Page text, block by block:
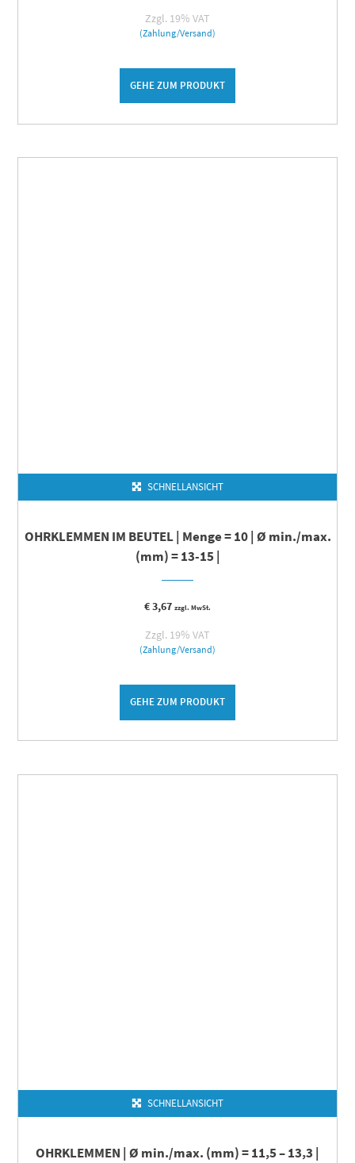
Zzgl. 19% VAT
(Zahlung/Versand)
GEHE ZUM PRODUKT
SCHNELLANSICHT
OHRKLEMMEN IM BEUTEL | Menge = 10 | Ø min./max.
(mm) = 13-15 |
€3,67 zzgl. MwSt.
Zzgl. 19% VAT
(Zahlung/Versand)
GEHE ZUM PRODUKT
SCHNELLANSICHT
OHRKLEMMEN | Ø min./max. (mm) = 11,5 – 13,3 |